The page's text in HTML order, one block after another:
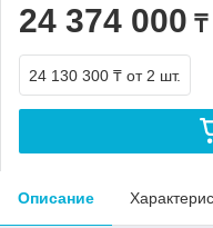
24 374 000 ₸
24 130 300 ₸ от 2 шт.
Описание